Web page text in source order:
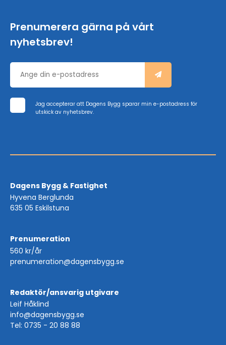
Prenumerera gärna på vårt
nyhetsbrev!
Jag accepterar att Dagens Bygg sparar min e-postadress för
utskick av nyhetsbrev.
Dagens Bygg & Fastighet
Hyvena Berglunda
635 05 Eskilstuna
Prenumeration
560 kr/år
prenumeration@dagensbygg.se
Redaktör/ansvarig utgivare
Leif Håklind
info@dagensbygg.se
Tel: 0735 - 20 88 88